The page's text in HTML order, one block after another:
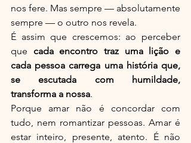
nos fere. Mas sempre — absolutamente
sempre — o outro nos revela.
É assim que crescemos: ao perceber
que cada encontro traz uma lição e
cada pessoa carrega uma história que,
se escutada com humildade,
transforma a nossa.
Porque amar não é concordar com
tudo, nem romantizar pessoas. Amar é
estar inteiro, presente, atento. É não